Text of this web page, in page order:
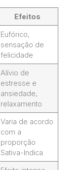
Efeitos
Eufórico,
sensação de
felicidade
Alívio de
estresse e
ansiedade,
relaxamento
Varia de acordo
com a
proporção
Sativa-Indica